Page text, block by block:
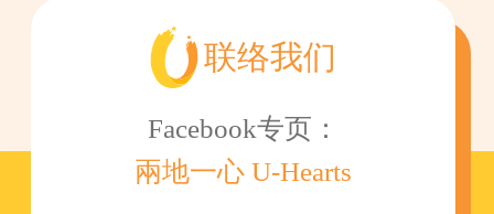
联络我们
Facebook专页：
兩地一心 U-Hearts